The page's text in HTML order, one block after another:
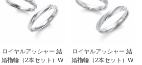
ロイヤルアッシャー 結
婚指輪（2本セット）W
ロイヤルアッシャー 結
婚指輪（2本セット）W